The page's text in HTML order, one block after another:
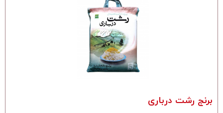
برنج رشت درباری